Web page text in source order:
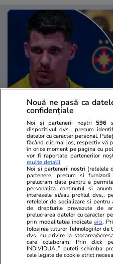
Fanatik.ro
Pleacă Ștefan
FCSB? „Să meargă la
ducă oferta”. Exclusiv
ULTIMELE ȘTIRI
Muzică și Filme
Vincent Cassel,
care a adunat
Nouă ne pasă ca
confidențiale
Noi și partenerii noștri 596
dispozitivul dvs., precum
datelor cu caracter personal.
făcând clic mai jos, respectiv vă
în orice moment pe pagina cu
vor fi raportate partenerilor
multe detalii
Noi si partenerii nostri (retelele
partenere, precum si
prelucram date pentru a
personaliza continutul si
interesele si/sau profilul dvs.,
retelelor de socializare si pentru
de drepturile prevazute de
prelucrarea datelor cu caracter
prin modalitatea indicataaici.
folosirea tuturor Tehnologiilor de
dvs. cu privire la stocarea/
care colaboram. Prin click
INDIVIDUAL” puteti schimba
cele legate de cookie strict